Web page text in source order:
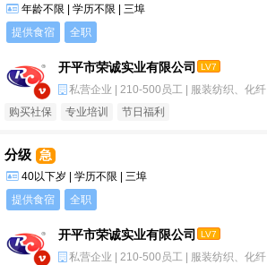
年龄不限 | 学历不限 | 三埠
提供食宿
全职
开平市荣诚实业有限公司 LV7
私营企业 | 210-500员工 | 服装纺织、化纤
购买社保 专业培训 节日福利
分级 急
40以下岁 | 学历不限 | 三埠
提供食宿
全职
开平市荣诚实业有限公司 LV7
私营企业 | 210-500员工 | 服装纺织、化纤